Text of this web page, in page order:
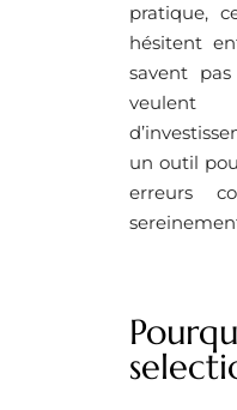
pratique,
hésitent
savent
veulent
un outil
erreurs